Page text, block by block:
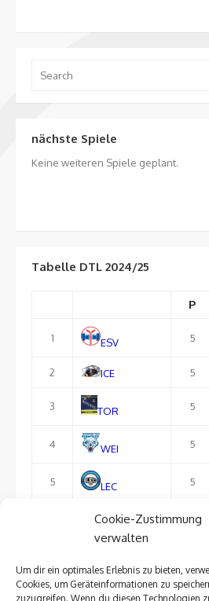
Cookie-Zustimmung
verwalten
Um dir ein optimales Erlebnis zu bieten,
Cookies, um Geräteinformationen zu
zuzugreifen. Wenn du diesen Technologien
for:
nächste Spiele
Keine weiteren Spiele geplant.
Tabelle DTL 2024/25
P
1 ESV 5
2 ICE 5
3 TOR 5
4 WEI 5
5 LEC 5
FTL 5